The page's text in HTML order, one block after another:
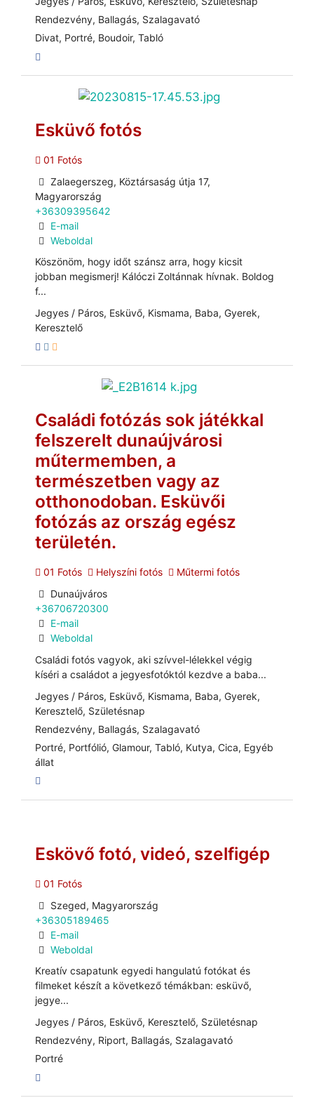
Rendezvény, Ballagás, Szalagavató
Divat, Portré, Boudoir, Tabló
Esküvő fotós
01 Fotós
Zalaegerszeg, Köztársaság útja 17,
Magyarország
+36309395642
E-mail
Weboldal
Köszönöm, hogy időt szánsz arra, hogy kicsit
jobban megismerj! Kálóczi Zoltánnak hívnak. Boldog
f...
Jegyes / Páros, Esküvő, Kismama, Baba, Gyerek,
Keresztelő
Családi fotózás sok játékkal
felszerelt dunaújvárosi
műtermemben, a
természetben vagy az
otthonodoban. Esküvői
fotózás az ország egész
területén.
01 Fotós Helyszíni fotós
Műtermi fotós
Dunaújváros
+36706720300
E-mail
Weboldal
Családi fotós vagyok, aki szívvel-lélekkel végig
kíséri a családot a jegyesfotóktól kezdve a baba...
Jegyes / Páros, Esküvő, Kismama, Baba, Gyerek,
Keresztelő, Születésnap
Rendezvény, Ballagás, Szalagavató
Portré, Portfólió, Glamour, Tabló, Kutya, Cica, Egyéb
állat
Eskövő fotó, videó, szelfigép
01 Fotós
Szeged, Magyarország
+36305189465
E-mail
Weboldal
Kreatív csapatunk egyedi hangulatú fotókat és
filmeket készít a következő témákban: esküvő,
jegye...
Jegyes / Páros, Esküvő, Keresztelő, Születésnap
Rendezvény, Riport, Ballagás, Szalagavató
Portré